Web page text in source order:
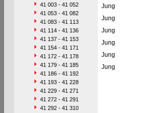
41 003 - 41 052
41 053 - 41 082
41 083 - 41 113
41 114 - 41 136
41 137 - 41 153
41 154 - 41 171
41 172 - 41 178
41 179 - 41 185
41 186 - 41 192
41 193 - 41 228
41 229 - 41 271
41 272 - 41 291
41 292 - 41 310
Jung
Jung
Jung
Jung
Jung
Jung